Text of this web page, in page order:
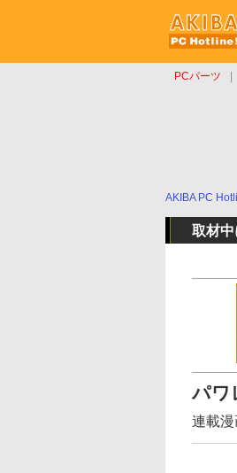
PCパーツ
AKIBA PC
取材
パワ
連載